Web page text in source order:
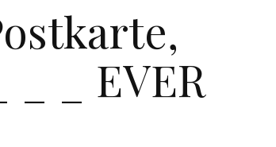
_ _ EVER